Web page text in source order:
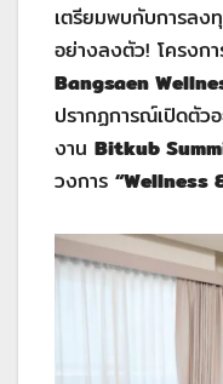
เตรียมพบกับการลง
อย่างลงตัว! โครงก
Bangsaen
ปรากฏการณ์เปิดตัว
งาน Bitkub
วงการ “Wellness